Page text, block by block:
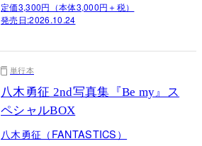
定価3,300円（本体3,000円＋税）
発売日:2026.10.24
単行本
八木勇征 2nd写真集『Be my』ス
ペシャルBOX
八木勇征（FANTASTICS）